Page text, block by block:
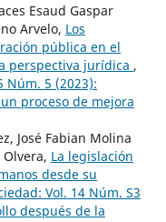
Esaud Gaspar
Arvelo, Los
pública en el
perspectiva jurídica ,
Núm. 5 (2023):
proceso de mejora
José Fabian Molina
La legislación
desde su
Vol. 14 Núm. S3
después de la